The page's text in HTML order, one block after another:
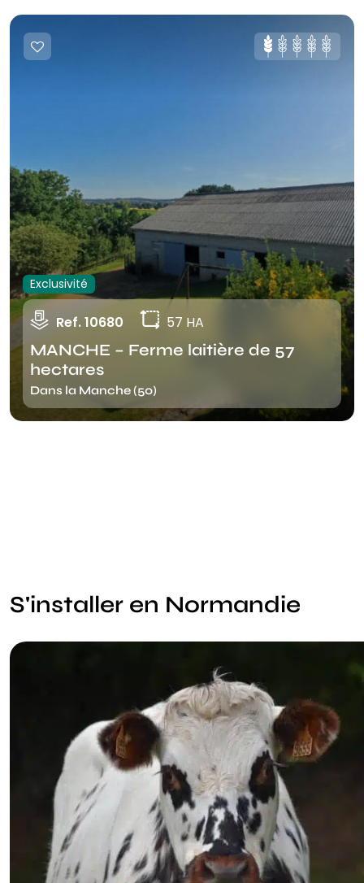
Exclusivité
Ref. 10680 57 HA
MANCHE – Ferme laitière de 57
hectares
Dans la Manche (50)
S'installer en Normandie